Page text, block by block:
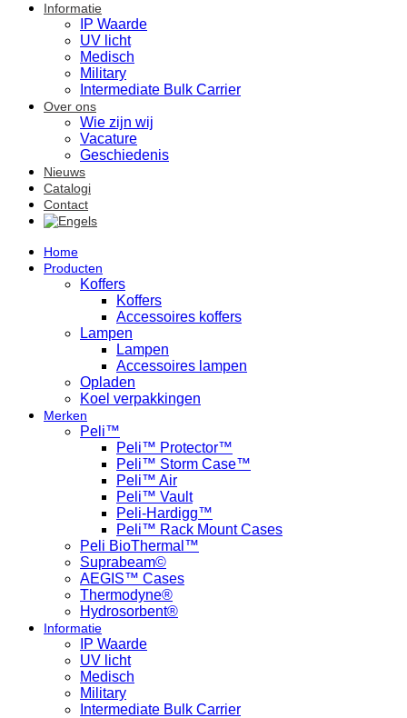
Informatie
IP Waarde
UV licht
Medisch
Military
Intermediate Bulk Carrier
Over ons
Wie zijn wij
Vacature
Geschiedenis
Nieuws
Catalogi
Contact
Home
Producten
Koffers
Koffers
Accessoires koffers
Lampen
Lampen
Accessoires lampen
Opladen
Koel verpakkingen
Merken
Peli™
Peli™ Protector™
Peli™ Storm Case™
Peli™ Air
Peli™ Vault
Peli-Hardigg™
Peli™ Rack Mount Cases
Peli BioThermal™
Suprabeam©
AEGIS™ Cases
Thermodyne®
Hydrosorbent®
Informatie
IP Waarde
UV licht
Medisch
Military
Intermediate Bulk Carrier